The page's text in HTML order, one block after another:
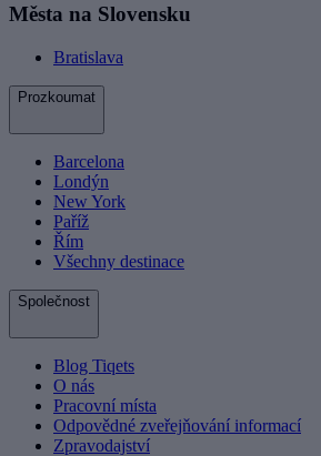
Města na Slovensku
Bratislava
Prozkoumat
Barcelona
Londýn
New York
Paříž
Řím
Všechny destinace
Společnost
Blog Tiqets
O nás
Pracovní místa
Odpovědné zveřejňování informací
Zpravodajství